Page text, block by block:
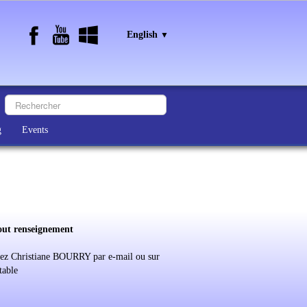
English ▼
Events
renseignement
Christiane BOURRY par e-mail ou sur